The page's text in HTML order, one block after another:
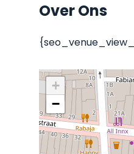
Over Ons
+
−